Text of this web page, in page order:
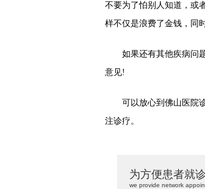
不要为了怕别人知道，或
样不仅是浪费了金钱，同
如果还有其他疾病问题
意见!
可以放心到佛山医院诊
注诊疗。
为方便患者就
we provide network